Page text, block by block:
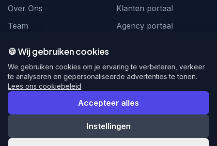
Over Ons
Team
Klanten portaal
Agency portaal
hello@webnexus.nl
085 004 1875
© 2026 WebNexus. Alle rechten voorbehouden.
PrivacyVoorwaarden
🍪 Wij gebruiken cookies
We gebruiken cookies om je ervaring te verbeteren, verkeer
te analyseren en gepersonaliseerde advertenties te tonen.
Lees ons cookiebeleid
Accepteer alles
Instellingen